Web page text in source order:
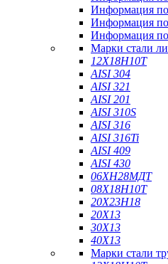
Информация
Информация по
Информация
Марки стали
12Х18Н10Т
AISI 304
AISI 321
AISI 201
AISI 310S
AISI 316
AISI 316Ti
AISI 409
AISI 430
06ХН28МДТ
08Х18Н10Т
20Х23Н18
20Х13
30Х13
40Х13
Марки стали